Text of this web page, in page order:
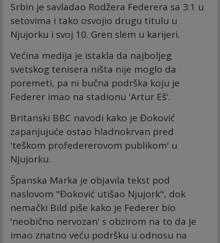
Srbin je savladao Rodžera Federera sa 3:1 u
setovima i tako osvojio drugu titulu u
Njujorku i svoj 10. Gren slem u karijeri.
Većina medija je istakla da najboljeg
svetskog tenisera ništa nije moglo da
poremeti, pa ni bučna podrška koju je
Federer imao na stadionu 'Artur Eš'.
Britanski BBC navodi kako je Đoković
zapanjujuće ostao hladnokrvan pred
'teškom profedererovom publikom' u
Njujorku.
Španska Marka je objavila tekst pod
naslovom "Đoković utišao Njujork", dok
nemački Bild piše kako je Federer bio
'neobično nervozan' s obzirom na to da je
imao znatno veću podršku u odnosu na